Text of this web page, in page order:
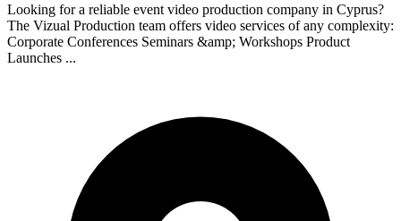
Looking for a reliable event video production company in Cyprus?
The Vizual Production team offers video services of any complexity:
Corporate Conferences Seminars &amp; Workshops Product
Launches ...